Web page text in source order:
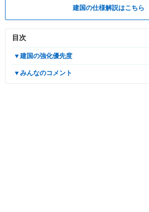
建国の仕様解説はこちら
目次
▼建国の強化優先度
▼みんなのコメント